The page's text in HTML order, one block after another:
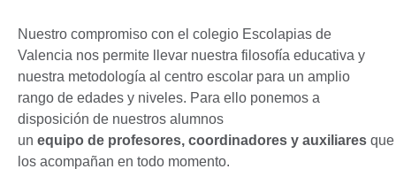
Nuestro compromiso con el colegio Escolapias de
Valencia nos permite llevar nuestra filosofía educativa y
nuestra metodología al centro escolar para un amplio
rango de edades y niveles. Para ello ponemos a
disposición de nuestros alumnos
un equipo de profesores, coordinadores y auxiliares que
los acompañan en todo momento.